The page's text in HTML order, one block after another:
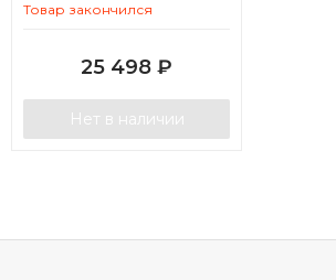
Товар закончился
25 498 ₽
Нет в наличии